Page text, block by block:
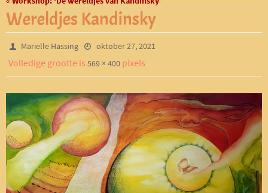
Wereldjes Kandinsky
Marielle Hassing oktober 27, 2021
Volledige grootte is 569 × 400 pixels